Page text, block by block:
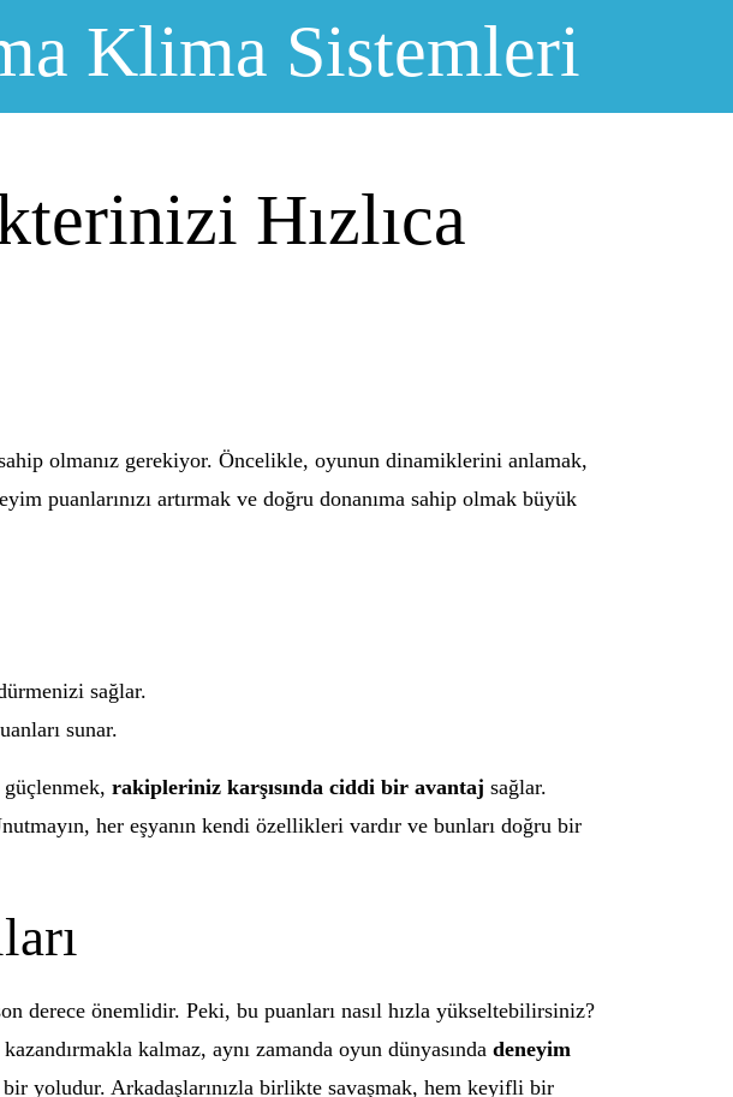
Klima Sistemleri
Hızlıca
olmanız gerekiyor. Öncelikle, oyunun dinamiklerini anlamak,
puanlarınızı artırmak ve doğru donanıma sahip olmak büyük
sağlar.
sunar.
rakipleriniz karşısında ciddi bir avantaj sağlar.
her eşyanın kendi özellikleri vardır ve bunları doğru bir
derece önemlidir. Peki, bu puanları nasıl hızla yükseltebilirsiniz?
kalmaz, aynı zamanda oyun dünyasında deneyim
bir yoludur. Arkadaşlarınızla birlikte savaşmak, hem keyifli bir